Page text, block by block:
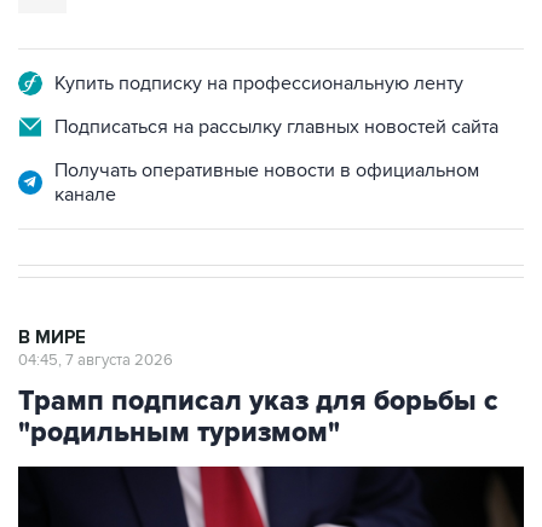
Подписаться на рассылку главных новостей сайта
Получать оперативные новости в официальном
Трамп подписал указ для борьбы с
"родильным туризмом"